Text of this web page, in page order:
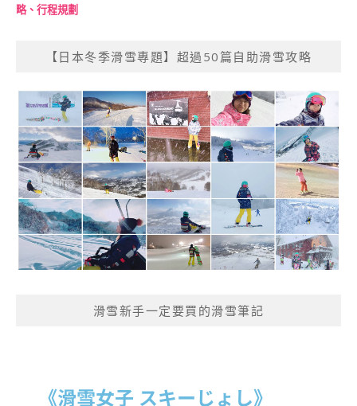
略、行程規劃
【日本冬季滑雪專題】超過50篇自助滑雪攻略
滑雪新手一定要買的滑雪筆記